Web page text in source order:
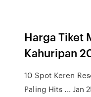
Harga Tiket
Kahuripan
10 Spot Keren
Paling Hits ... Jan